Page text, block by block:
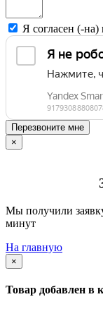
Я согласен (-на)
Перезвоните мне
×
Мы получили
минут
На главную
×
Товар добавлен в